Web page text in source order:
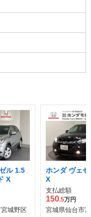
ル 1.5
X
城野区
ホンダ ヴェ
X
支払総額
150.5万円
宮城県仙台市